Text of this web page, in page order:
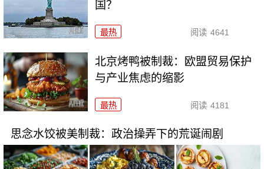
国？
最热 阅读 4641
北京烤鸭被制裁：欧盟贸易保护
与产业焦虑的缩影
最热 阅读 4181
思念水饺被美制裁：政治操弄下的荒诞闹剧